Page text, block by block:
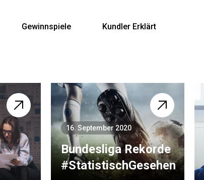
Gewinnspiele
Kundler Erklärt
16. September 2020
Bundesliga Rekorde
#StatistischGesehen